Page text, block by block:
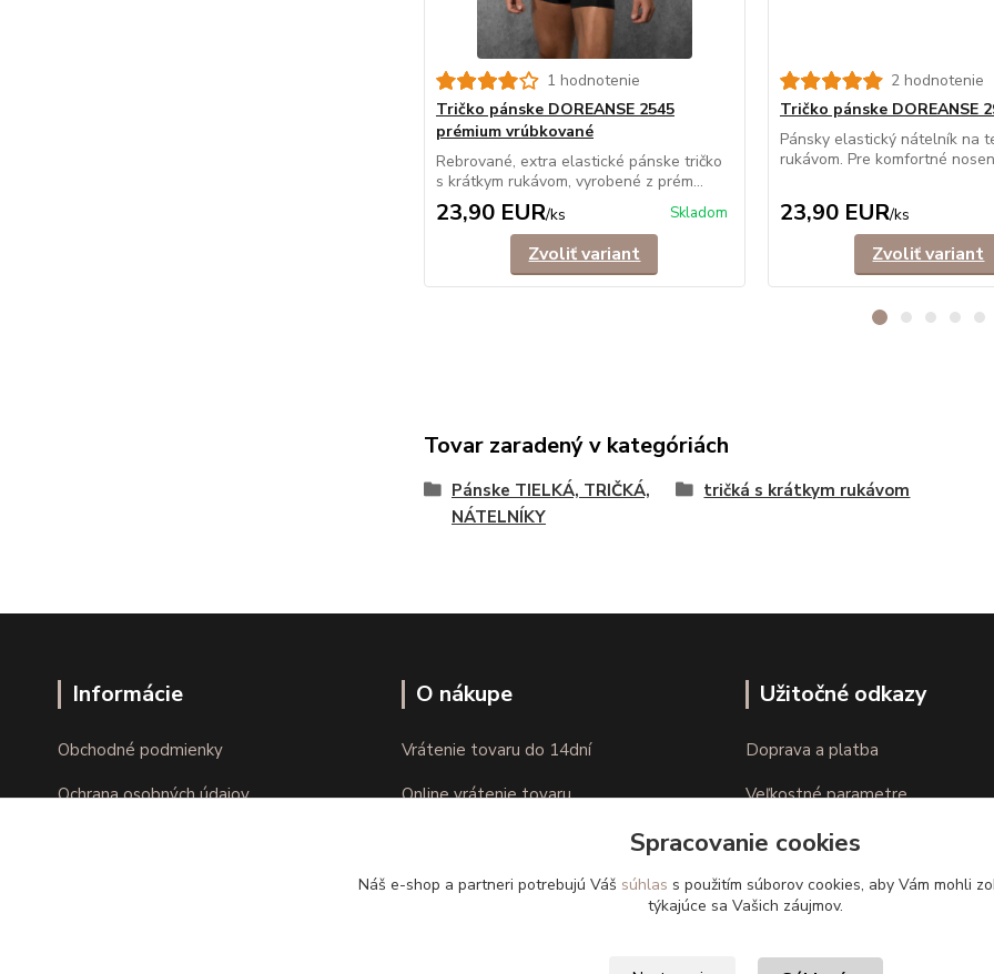
1 hodnotenie
Tričko pánske DOREANSE 2545
prémium vrúbkované
Rebrované, extra elastické pánske tričko
s krátkym rukávom, vyrobené z prém...
23,90 EUR/ks Skladom
Zvoliť variant
2 hodnotenie
Tričko pánske DOREANSE
Pánsky elastický nátelník na
rukávom. Pre komfortné
23,90 EUR/ks
Zvoliť variant
Tovar zaradený v kategóriách
Pánske TIELKÁ, TRIČKÁ,
NÁTELNÍKY
tričká s krátkym rukávom
Informácie
Obchodné podmienky
Ochrana osobných údajov
O nákupe
Vrátenie tovaru do 14dní
Online vrátenie tovaru
Užitočné odkazy
Doprava a platba
Veľkostné parametre
Ako nakupovať
Spracovanie cookies
Náš e-shop a partneri potrebujú Váš súhlas s použitím súborov cookies, aby Vám mohli
týkajúce sa Vašich záujmov.